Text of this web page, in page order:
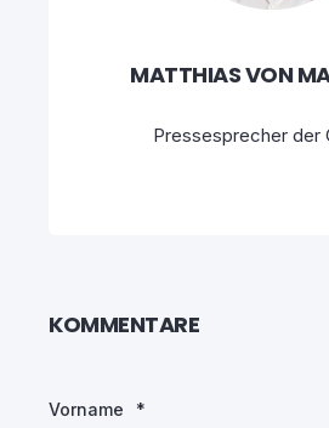
MATTHIAS VON
Pressesprecher der
KOMMENTARE
Vorname *